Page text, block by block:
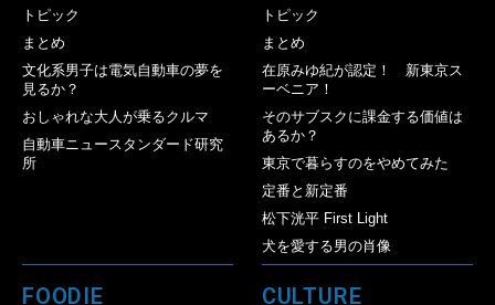
トピック
まとめ
文化系男子は電気自動車の夢を
見るか？
おしゃれな大人が乗るクルマ
自動車ニュースタンダード研究
所
トピック
まとめ
在原みゆ紀が認定！ 新東京ス
ーベニア！
そのサブスクに課金する価値は
あるか？
東京で暮らすのをやめてみた
定番と新定番
松下洸平 First Light
犬を愛する男の肖像
FOODIE CULTURE